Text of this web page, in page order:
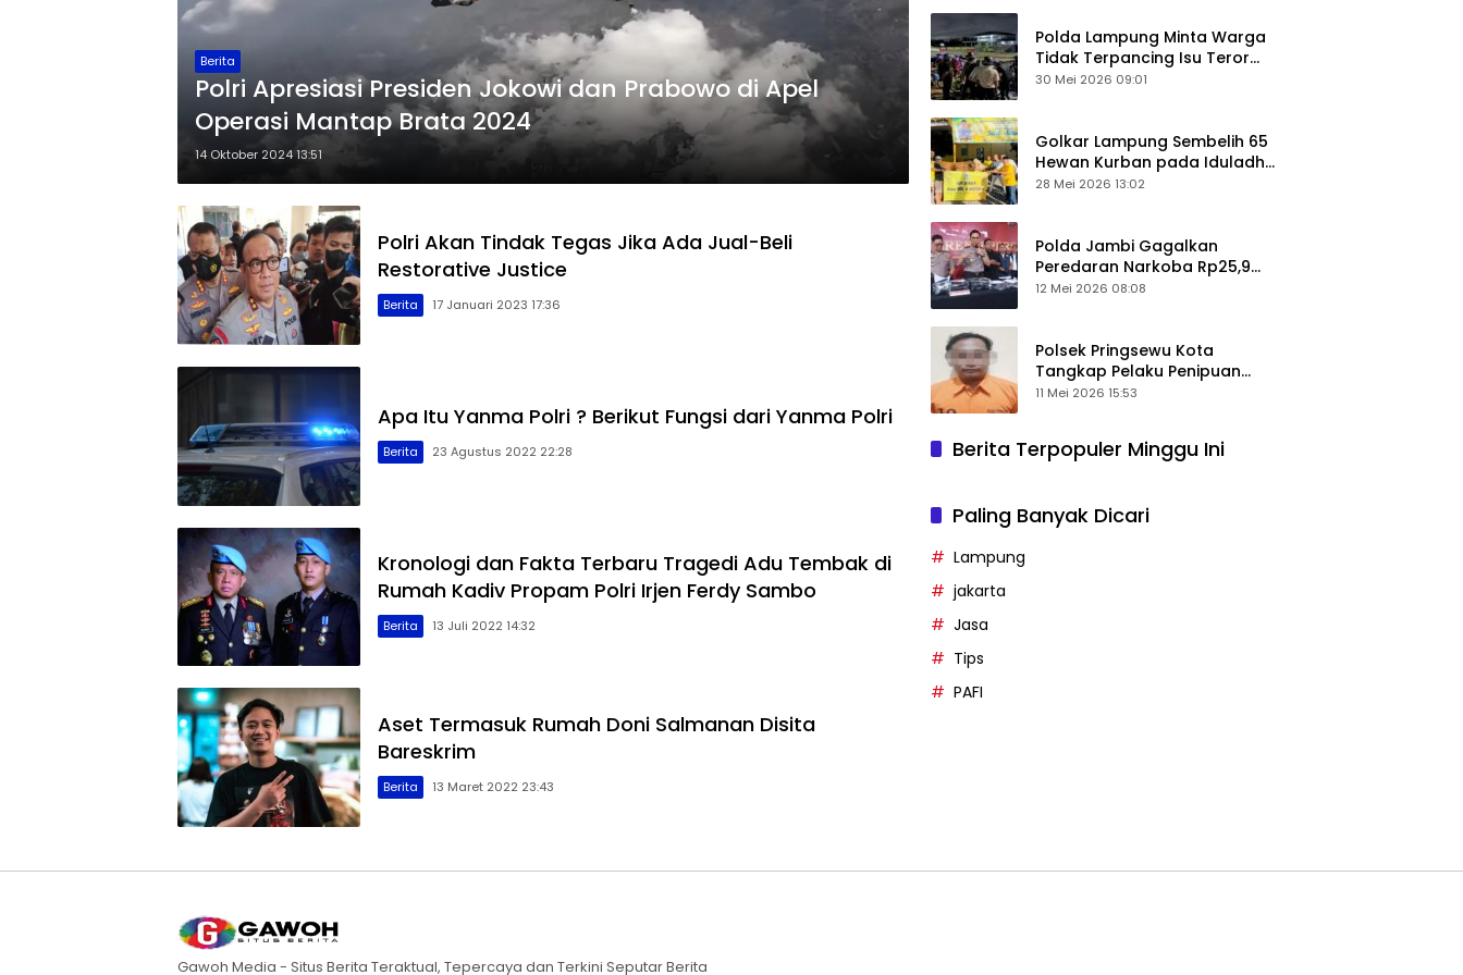
Berita
Polri Apresiasi Presiden Jokowi dan Prabowo di Apel
Operasi Mantap Brata 2024
14 Oktober 2024 13:51
Polri Akan Tindak Tegas Jika Ada Jual-Beli
Restorative Justice
Berita 17 Januari 2023 17:36
Apa Itu Yanma Polri ? Berikut Fungsi dari Yanma Polri
Berita 23 Agustus 2022 22:28
Kronologi dan Fakta Terbaru Tragedi Adu Tembak di
Rumah Kadiv Propam Polri Irjen Ferdy Sambo
Berita 13 Juli 2022 14:32
Aset Termasuk Rumah Doni Salmanan Disita
Bareskrim
Berita 13 Maret 2022 23:43
Polda Lampung Minta Warga
Tidak Terpancing Isu Teror
Pocong Palsu, Patroli
30 Mei 2026 09:01
Golkar Lampung Sembelih 65
Hewan Kurban pada Iduladha
1447 Hijriah
28 Mei 2026 13:02
Polda Jambi Gagalkan
Peredaran Narkoba Rp25,9
Miliar, Empat Tersangka
12 Mei 2026 08:08
Polsek Pringsewu Kota
Tangkap Pelaku Penipuan
Mobil, Sempat Kabur ke Jambi
11 Mei 2026 15:53
Berita Terpopuler Minggu Ini
Paling Banyak Dicari
Lampung
jakarta
Jasa
Tips
PAFI
Gawoh Media - Situs Berita Teraktual, Tepercaya dan Terkini Seputar Berita